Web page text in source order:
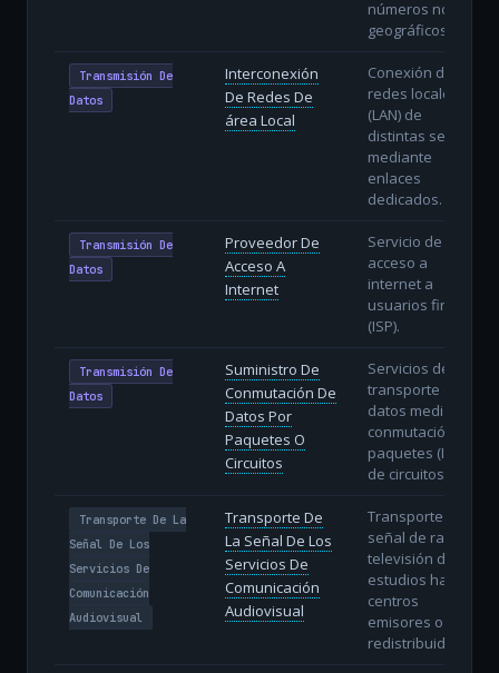
números no
geográficos.
Transmisión De
Datos
Interconexión
De Redes De
área Local
Conexión de
redes locales
(LAN) de
distintas sedes
mediante
enlaces
dedicados.
Transmisión De
Datos
Proveedor De
Acceso A
Internet
Servicio de
acceso a
internet a
usuarios finales
(ISP).
Transmisión De
Datos
Suministro De
Conmutación De
Datos Por
Paquetes O
Circuitos
Servicios de
transporte de
datos mediante
conmutación de
paquetes (IP) o
de circuitos.
Transporte De La
Señal De Los
Servicios De
Comunicación
Audiovisual
Transporte De
La Señal De Los
Servicios De
Comunicación
Audiovisual
Transporte de la
señal de radio y
televisión desde
estudios hasta
centros
emisores o
redistribuidores.